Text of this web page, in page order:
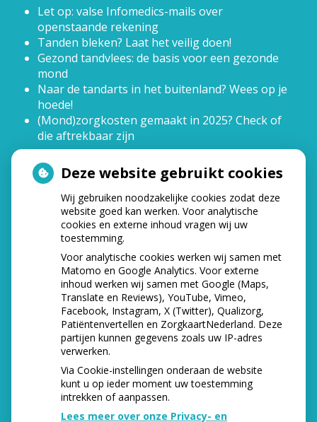
Let op: valse Infomedics-mails over
openstaande rekening
Tanden bleken? Laat het veilig doen!
Gezond tandvlees: de basis voor een gezonde
mond
Naar de tandarts in het buitenland? Wees op je
hoede!
(Mond)zorgkosten gemaakt in 2025? Check of
die aftrekbaar zijn
HOE GEZOND IS JE MOND?
Deze website gebruikt cookies
Wij gebruiken noodzakelijke cookies zodat deze
website goed kan werken. Voor analytische
cookies en externe inhoud vragen wij uw
toestemming.
Voor analytische cookies werken wij samen met
Matomo en Google Analytics. Voor externe
inhoud werken wij samen met Google (Maps,
Translate en Reviews), YouTube, Vimeo,
Facebook, Instagram, X (Twitter), Qualizorg,
Patiëntenvertellen en ZorgkaartNederland. Deze
partijen kunnen gegevens zoals uw IP-adres
verwerken.
Via Cookie-instellingen onderaan de website
kunt u op ieder moment uw toestemming
intrekken of aanpassen.
Lees meer over onze Privacy- en